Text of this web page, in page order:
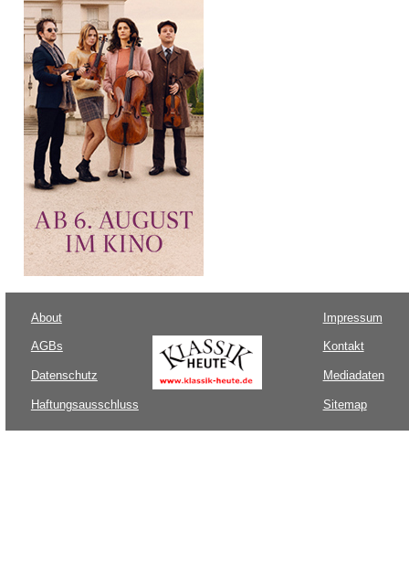
About
AGBs
Datenschutz
Haftungsausschluss
Impressum
Kontakt
Mediadaten
Sitemap